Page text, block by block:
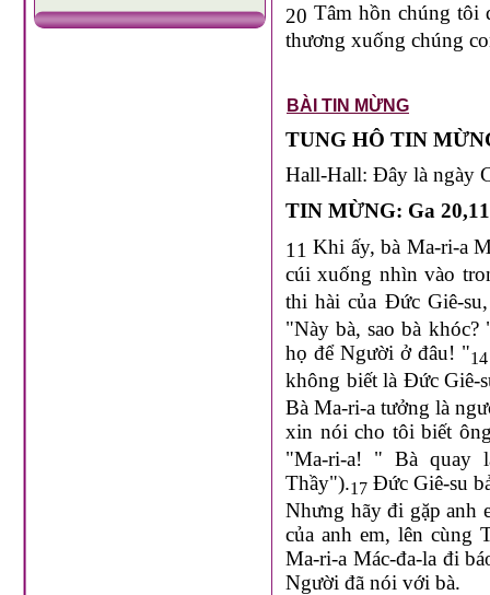
20 Tâm hồn chúng tôi
thương xuống chúng
BÀI TIN MỪNG
TUNG HÔ TIN
Hall-Hall: Đây là ngày
TIN MỪNG: Ga
11 Khi ấy, bà Ma-ri-a
cúi xuống nhìn vào
thi hài của Đức Giê-
"Này bà, sao bà
họ để Người ở đâu! "14
không biết là Đức Giê-
Bà Ma-ri-a tưởng là
xin nói cho tôi biết
"Ma-ri-a! " Bà quay
Thầy").17 Đức Giê-su
Nhưng hãy đi gặp anh
của anh em, lên cùng
Ma-ri-a Mác-đa-la đi
Người đã nói với bà.